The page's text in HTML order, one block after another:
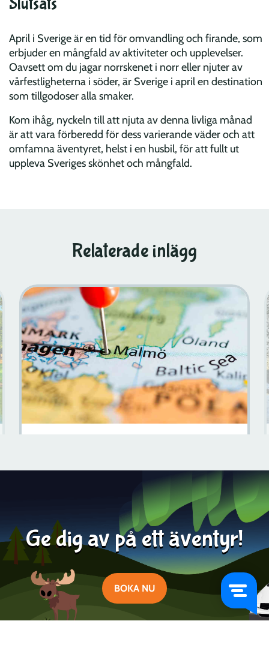
April i Sverige är en tid för omvandling och firande, som
erbjuder en mångfald av aktiviteter och upplevelser.
Oavsett om du jagar norrskenet i norr eller njuter av
vårfestligheterna i söder, är Sverige i april en destination
som tillgodoser alla smaker.
Kom ihåg, nyckeln till att njuta av denna livliga månad
är att vara förberedd för dess varierande väder och att
omfamna äventyret, helst i en husbil, för att fullt ut
uppleva Sveriges skönhet och mångfald.
Relaterade inlägg
Läs mer
Ge dig av på ett äventyr!
BOKA NU